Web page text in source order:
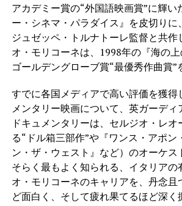
アカデミー賞の“外国語映画賞”に輝い
ー・シネマ・パラダイス』を皮切りに
ジュゼッペ・トルナトーレ監督と共作
オ・モリコーネは、1998年の『海の
ゴールデングローブ賞“最優秀作曲賞”
すでに各国メディアで高い評価を獲得
メンタリー映画について、英ガーディ
ドキュメンタリーは、セルジオ・レ
る“ドル箱三部作”や『ワンス・アポン
ン・ザ・ウェスト』など）のオーケス
そらく最もよく知られる、イタリアの
オ・モリコーネのキャリアを、丹念且
ど面白く、そして疲れ果てるほど深く